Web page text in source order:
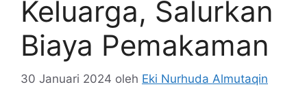
Keluarga, Salurkan
Biaya Pemakaman
30 Januari 2024 oleh Eki Nurhuda Almutaqin